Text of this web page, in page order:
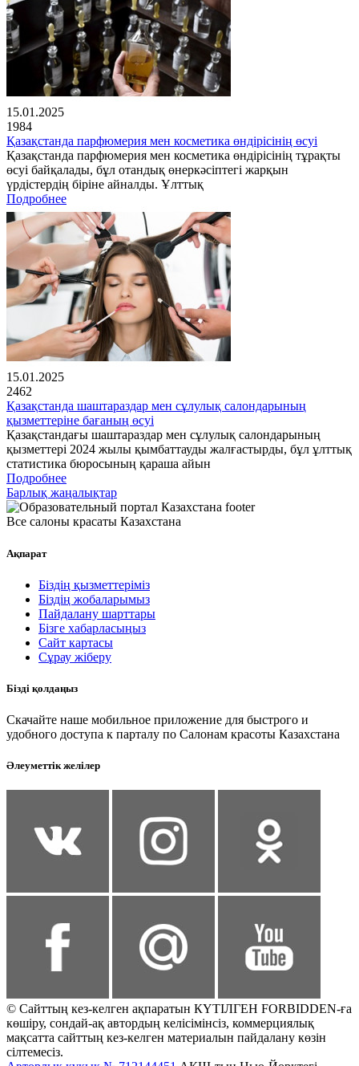
15.01.2025
1984
Қазақстанда парфюмерия мен косметика өндірісінің өсуі
Қазақстанда парфюмерия мен косметика өндірісінің тұрақты
өсуі байқалады, бұл отандық өнеркәсіптегі жарқын
үрдістердің біріне айналды. Ұлттық
Подробнее
15.01.2025
2462
Қазақстанда шаштараздар мен сұлулық салондарының
қызметтеріне бағаның өсуі
Қазақстандағы шаштараздар мен сұлулық салондарының
қызметтері 2024 жылы қымбаттауды жалғастырды, бұл ұлттық
статистика бюросының қараша айын
Подробнее
Барлық жаңалықтар
Все салоны красаты Казахстана
Ақпарат
Біздің қызметтеріміз
Біздің жобаларымыз
Пайдалану шарттары
Бізге хабарласыңыз
Сайт картасы
Сұрау жіберу
Бізді қолдаңыз
Скачайте наше мобильное приложение для быстрого и
удобного доступа к парталу по Салонам красоты Казахстана
Әлеуметтік желілер
© Сайттың кез-келген ақпаратын КҮТІЛГЕН FORBIDDEN-ға
көшіру, сондай-ақ автордың келісімінсіз, коммерциялық
мақсатта сайттың кез-келген материалын пайдалану көзін
сілтемесіз.